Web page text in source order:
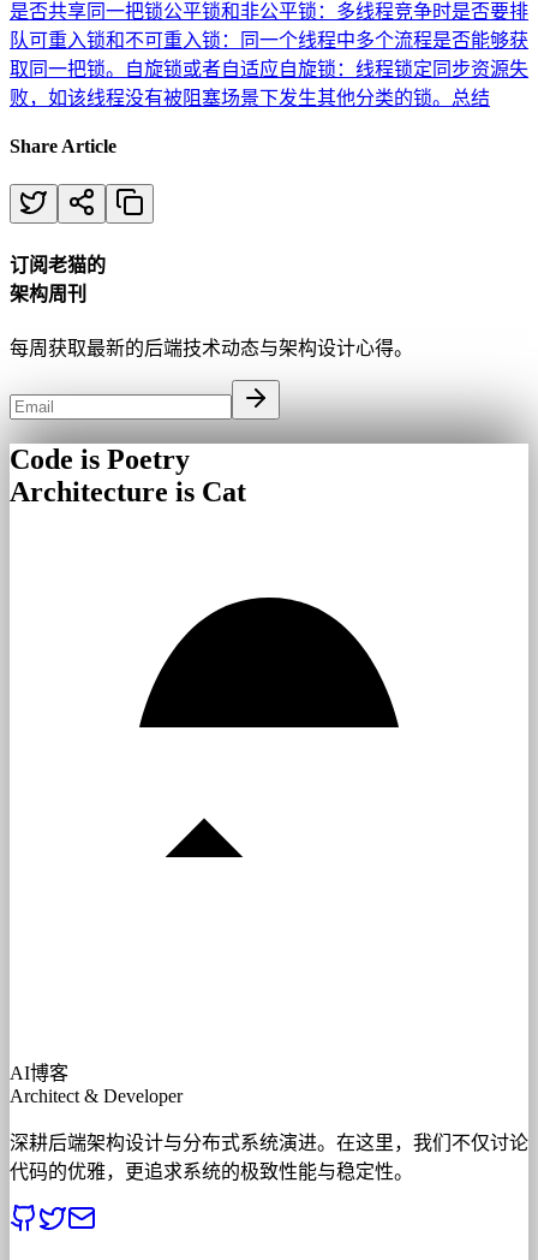
是否共享同一把锁公平锁和非公平锁：多线程竞争时是否要排
队可重入锁和不可重入锁：同一个线程中多个流程是否能够获
取同一把锁。
自旋锁或者自适应自旋锁：线程锁定同步资源失
败，如该线程没有被阻塞场景下发生其他分类的锁。 总结
Share Article
订阅老猫的
架构周刊
每周获取最新的后端技术动态与架构设计心得。
Code is Poetry
Architecture is Cat
AI博客
Architect & Developer
深耕后端架构设计与分布式系统演进。在这里，我们不仅讨论
代码的优雅，更追求系统的极致性能与稳定性。